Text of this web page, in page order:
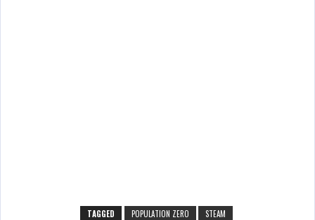
TAGGED POPULATION ZERO STEAM